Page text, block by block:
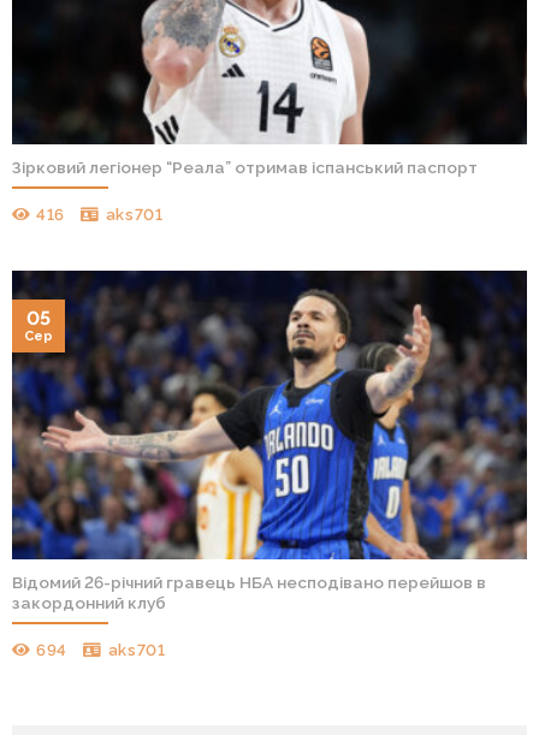
Зірковий легіонер “Реала” отримав іспанський паспорт
416 aks701
Відомий 26-річний гравець НБА несподівано перейшов в
закордонний клуб
694 aks701
05
Сер